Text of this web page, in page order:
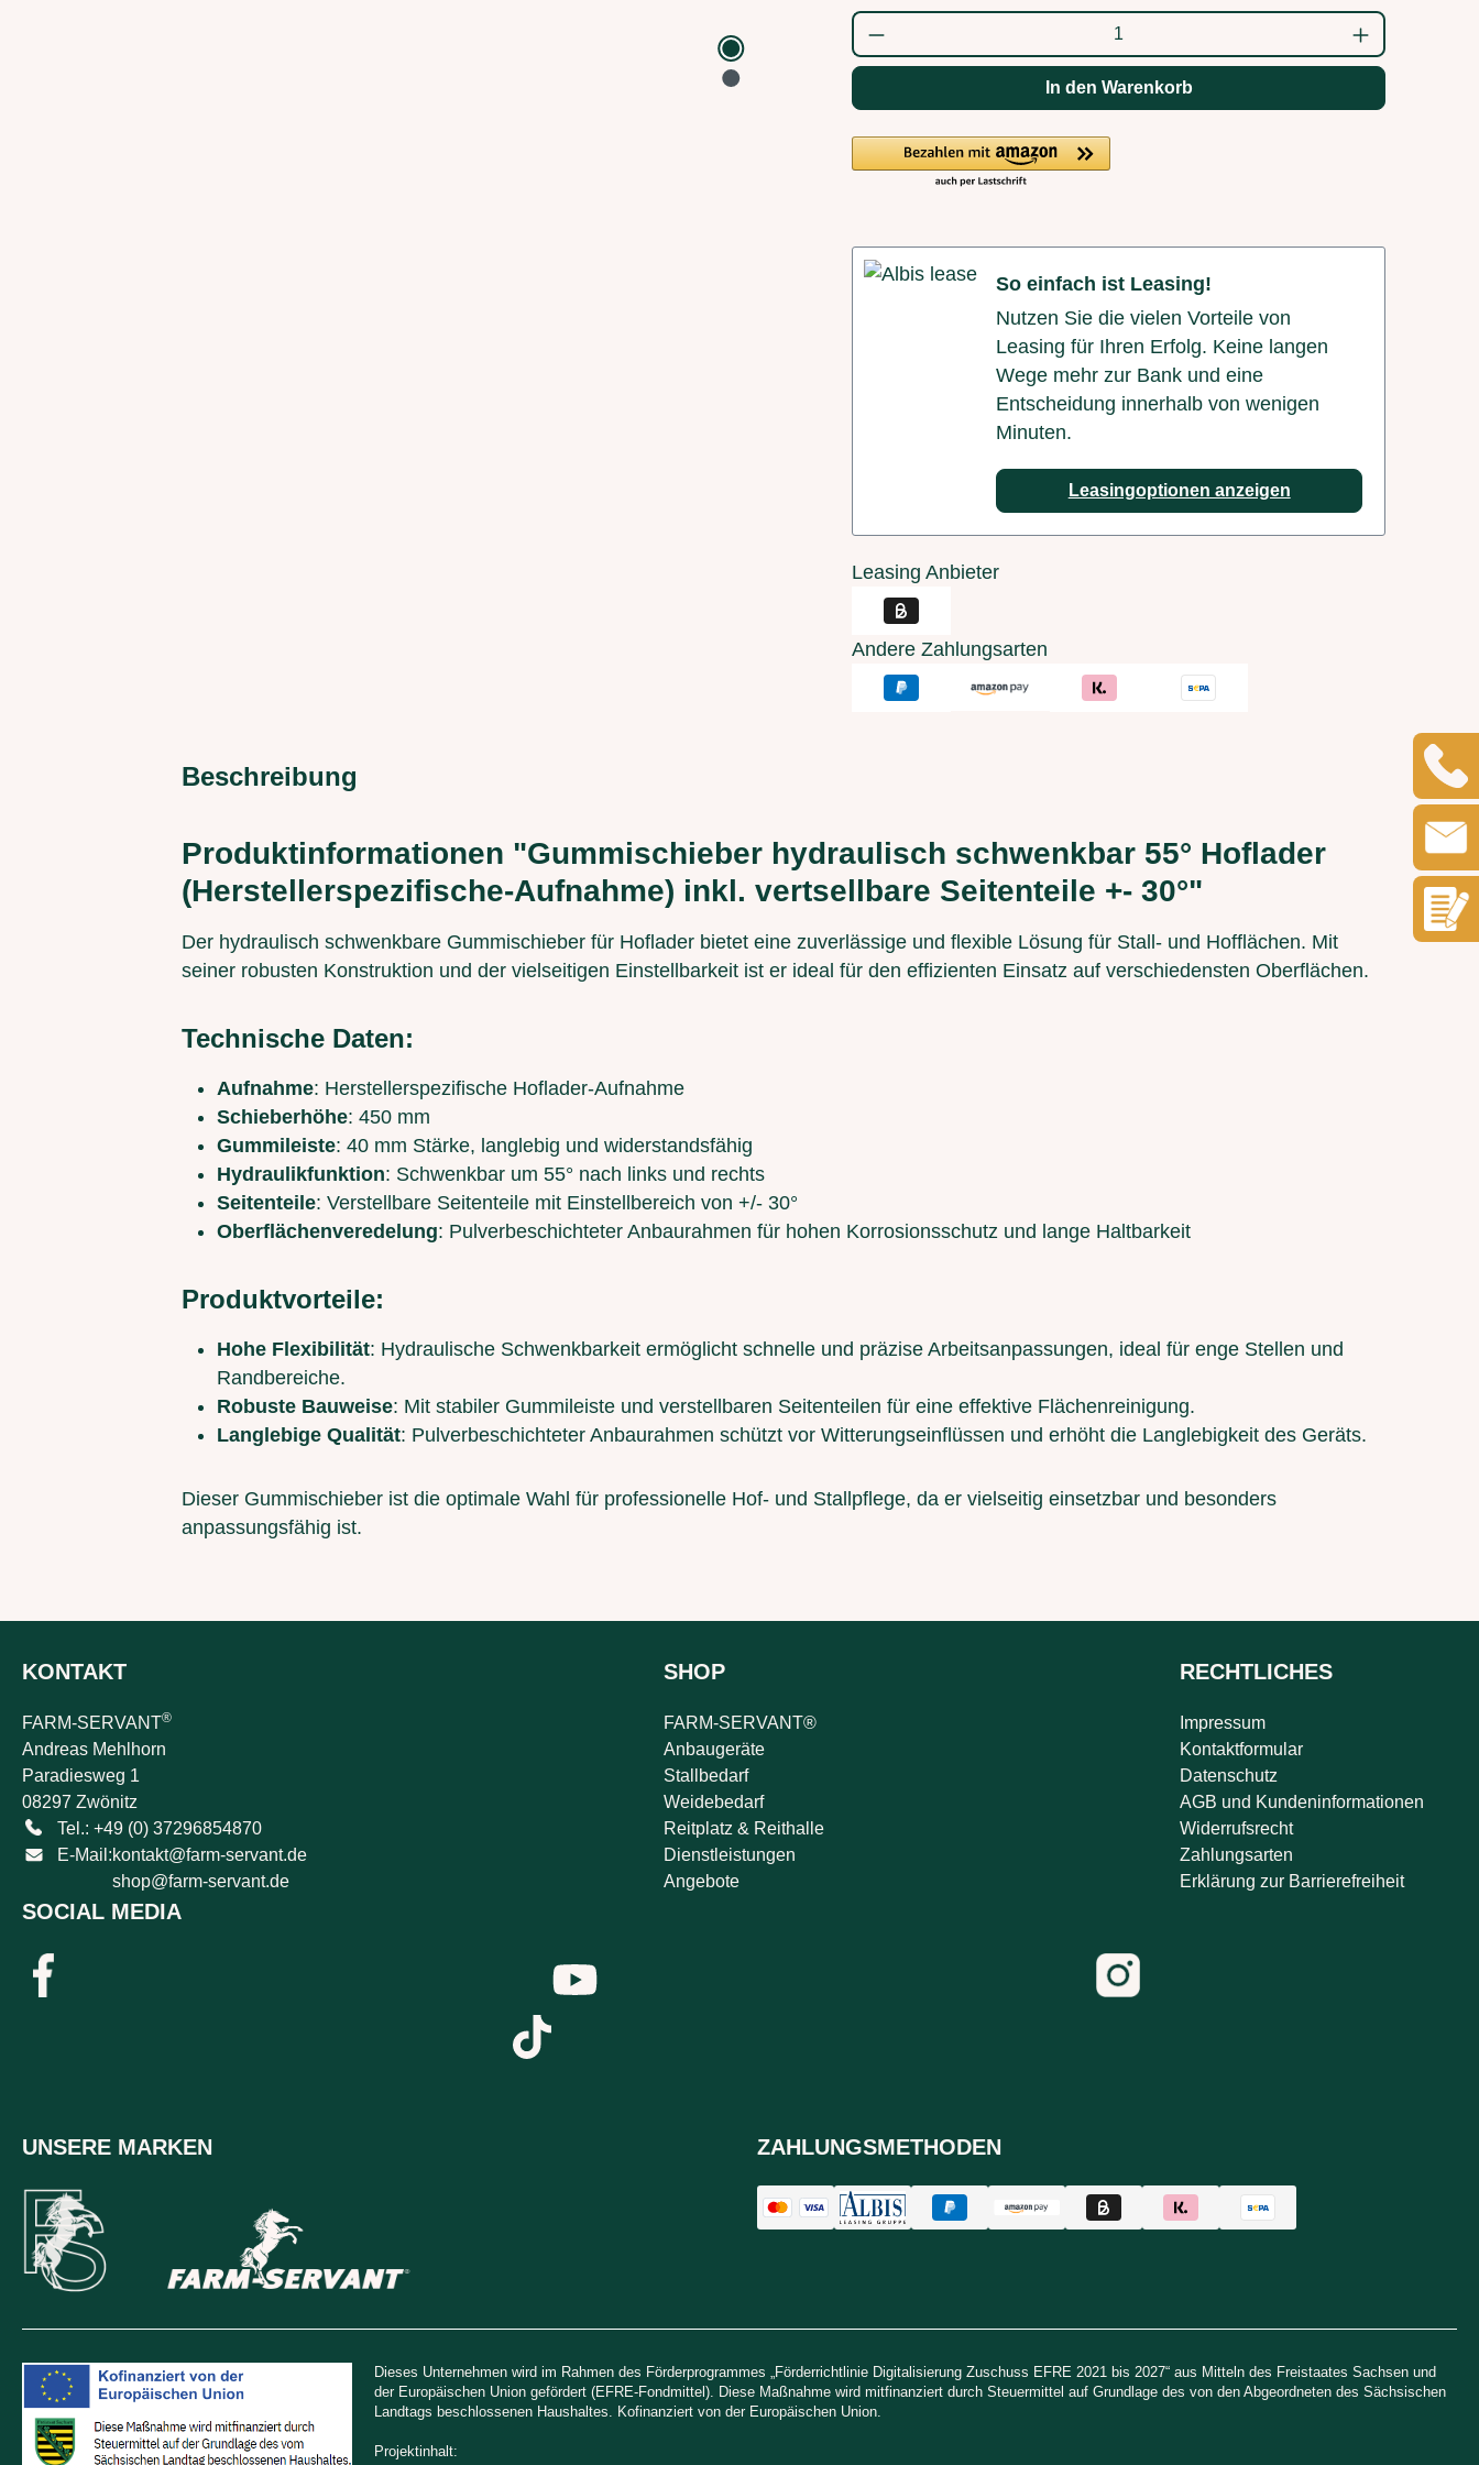
Produkt Anzahl: Gib den gewünschten Wert ein
In den Warenkorb
So einfach ist Leasing!
Nutzen Sie die vielen Vorteile von
Leasing für Ihren Erfolg. Keine langen
Wege mehr zur Bank und eine
Entscheidung innerhalb von wenigen
Minuten.
Leasingoptionen anzeigen
Leasing Anbieter
Andere Zahlungsarten
Beschreibung
Produktinformationen "Gummischieber hydraulisch schwenkbar 55° Hoflader
(Herstellerspezifische-Aufnahme) inkl. vertsellbare Seitenteile +- 30°"
Der hydraulisch schwenkbare Gummischieber für Hoflader bietet eine zuverlässige und flexible Lösung für Stall- und Hofflächen. Mit
seiner robusten Konstruktion und der vielseitigen Einstellbarkeit ist er ideal für den effizienten Einsatz auf verschiedensten Oberflächen.
Technische Daten:
Aufnahme: Herstellerspezifische Hoflader-Aufnahme
Schieberhöhe: 450 mm
Gummileiste: 40 mm Stärke, langlebig und widerstandsfähig
Hydraulikfunktion: Schwenkbar um 55° nach links und rechts
Seitenteile: Verstellbare Seitenteile mit Einstellbereich von +/- 30°
Oberflächenveredelung: Pulverbeschichteter Anbaurahmen für hohen Korrosionsschutz und lange Haltbarkeit
Produktvorteile:
Hohe Flexibilität: Hydraulische Schwenkbarkeit ermöglicht schnelle und präzise Arbeitsanpassungen, ideal für enge Stellen und
Randbereiche.
Robuste Bauweise: Mit stabiler Gummileiste und verstellbaren Seitenteilen für eine effektive Flächenreinigung.
Langlebige Qualität: Pulverbeschichteter Anbaurahmen schützt vor Witterungseinflüssen und erhöht die Langlebigkeit des Geräts.
Dieser Gummischieber ist die optimale Wahl für professionelle Hof- und Stallpflege, da er vielseitig einsetzbar und besonders
anpassungsfähig ist.
KONTAKT
FARM-SERVANT®
Andreas Mehlhorn
Paradiesweg 1
08297 Zwönitz
Tel.: +49 (0) 37296854870
E-Mail:kontakt@farm-servant.de
shop@farm-servant.de
SHOP
FARM-SERVANT®
Anbaugeräte
Stallbedarf
Weidebedarf
Reitplatz & Reithalle
Dienstleistungen
Angebote
RECHTLICHES
Impressum
Kontaktformular
Datenschutz
AGB und Kundeninformationen
Widerrufsrecht
Zahlungsarten
Erklärung zur Barrierefreiheit
SOCIAL MEDIA
UNSERE MARKEN ZAHLUNGSMETHODEN
Dieses Unternehmen wird im Rahmen des Förderprogrammes „Förderrichtlinie Digitalisierung Zuschuss EFRE 2021 bis 2027“ aus Mitteln des Freistaates Sachsen und
der Europäischen Union gefördert (EFRE-Fondmittel). Diese Maßnahme wird mitfinanziert durch Steuermittel auf Grundlage des von den Abgeordneten des Sächsischen
Landtags beschlossenen Haushaltes. Kofinanziert von der Europäischen Union.
Projektinhalt: